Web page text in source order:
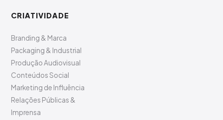
CRIATIVIDADE
Branding & Marca
Packaging & Industrial
Produção Audiovisual
Conteúdos Social
Marketing de Influência
Relações Públicas &
Imprensa